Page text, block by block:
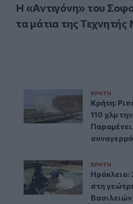
Η «Αντιγόνη» του
τα μάτια της
ΚΡΗΤΗ
Κρήτη:
110 χλμ
ΚΡΗΤΗ
Ηράκλειο:
στη